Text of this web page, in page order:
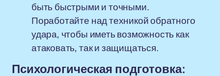
быть быстрыми и точными.
Поработайте над техникой обратного
удара, чтобы иметь возможность как
атаковать, так и защищаться.
Психологическая подготовка: